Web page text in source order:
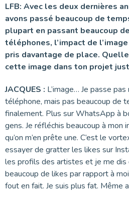
LFB: Avec les deux dernières
avons passé beaucoup de
plupart en passant beaucoup
téléphones, l’impact de
pris davantage de place.
cette image dans ton projet
JACQUES : L’image… Je passe
téléphone, mais pas beaucoup de
finalement. Plus sur WhatsApp à
gens. Je réfléchis beaucoup à mon
qu’on m’en prête une. C’est le
essayer de gratter les likes sur
les profils des artistes et je me dis
beaucoup de likes par rapport à moi
fout en fait. Je suis plus fat. Même